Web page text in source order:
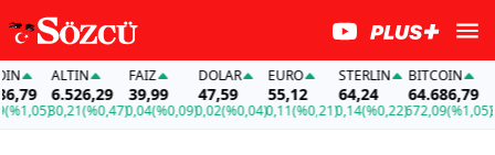
ALTIN
6.526,29
30,21(%0,47)
FAİZ
39,99
0,04(%0,09)
DOLAR
47,59
0,02(%0,04)
EURO
55,12
0,11(%0,21)
STERLIN
64,24
0,14(%0,22)
BITCOIN
64.686,79
672,09(%1,05)